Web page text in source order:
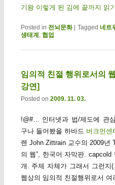
기왕 이렇게 된 김에 끝까지 읽
Posted in 전뇌문화 Tagged 네트
생태계 , 협업
임의적 친절 행위로서의
강연]
Posted on 2009. 11. 03.
!@#… 인터넷과 법/제도에 관
구나 들어봤을 하바드 버크먼센
렌 John Zittrain 교수의 2009년
의 웹”, 한국어 자막판. capcold
개. 주제 자체가 그래서 그런
웹상의 임의적 친절행위로서